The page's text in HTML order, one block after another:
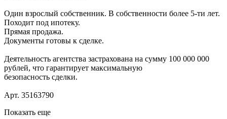
Один взрослый собственник. В собственности более 5-ти лет.
Походит под ипотеку.
Прямая продажа.
Документы готовы к сделке.
Деятельность агентства застрахована на сумму 100 000 000
рублей, что гарантирует максимальную
безопасность сделки.
Арт. 35163790
Показать еще